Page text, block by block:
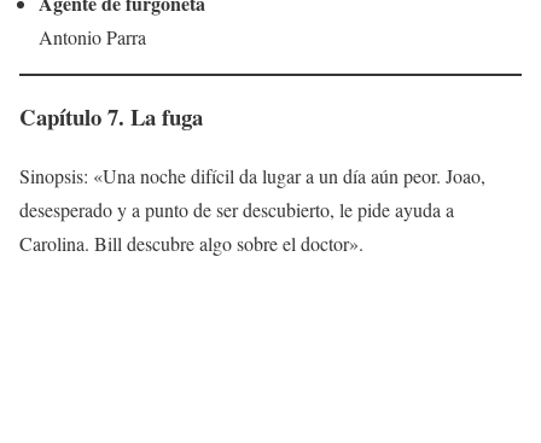
Antonio Parra
Capítulo 7. La fuga
Sinopsis: «Una noche difícil da lugar a un día aún peor. Joao,
desesperado y a punto de ser descubierto, le pide ayuda a
Carolina. Bill descubre algo sobre el doctor».